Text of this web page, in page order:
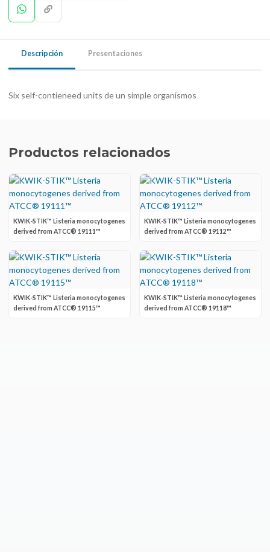
Descripción Presentaciones
Six self-contieneed units de un simple organismos
Productos relacionados
KWIK-STIK™ Listeria monocytogenes
derived from ATCC® 19111™
KWIK-STIK™ Listeria monocytogenes
derived from ATCC® 19112™
KWIK-STIK™ Listeria monocytogenes
derived from ATCC® 19115™
KWIK-STIK™ Listeria monocytogenes
derived from ATCC® 19118™